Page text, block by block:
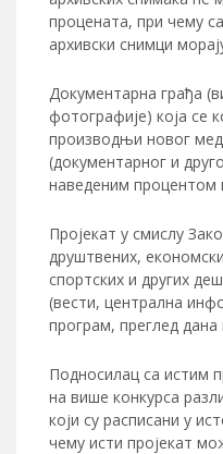
процената, при чему
архивски снимци
Документарна грађа
фотографије) која се
производњи новог
(документарног и
наведеним процентом
Пројекат у смислу
друштвених,
спортских и других
(вести, централна
програм, преглед дана
Подносилац са истим
на више конкурса
који су расписани у
чему исти пројекат